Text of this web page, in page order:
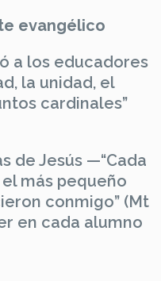
evangélico
a los educadores
la unidad, el
cardinales”
de Jesús —“Cada
más pequeño
conmigo” (Mt
en cada alumno